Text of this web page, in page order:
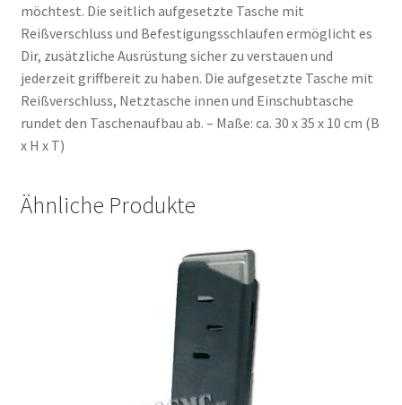
möchtest. Die seitlich aufgesetzte Tasche mit
Reißverschluss und Befestigungsschlaufen ermöglicht es
Dir, zusätzliche Ausrüstung sicher zu verstauen und
jederzeit griffbereit zu haben. Die aufgesetzte Tasche mit
Reißverschluss, Netztasche innen und Einschubtasche
rundet den Taschenaufbau ab. – Maße: ca. 30 x 35 x 10 cm (B
x H x T)
Ähnliche Produkte